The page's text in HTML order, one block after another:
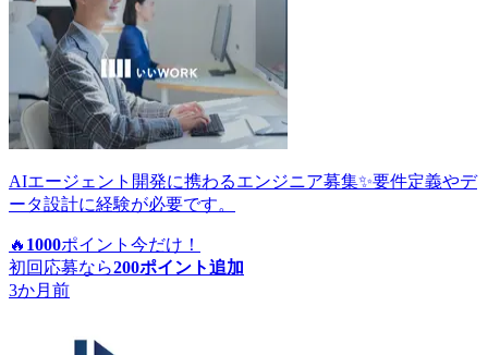
AIエージェント開発に携わるエンジニア募集✨要件定義やデ
ータ設計に経験が必要です。
🔥 1000ポイント 今だけ！
初回応募なら200ポイント追加
3か月前